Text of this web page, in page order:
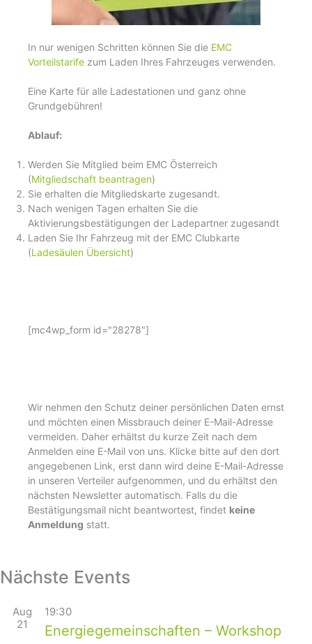
In nur wenigen Schritten können Sie die EMC
Vorteilstarife zum Laden Ihres Fahrzeuges verwenden.
Eine Karte für alle Ladestationen und ganz ohne
Grundgebühren!
Ablauf:
Werden Sie Mitglied beim EMC Österreich
(Mitgliedschaft beantragen)
Sie erhalten die Mitgliedskarte zugesandt.
Nach wenigen Tagen erhalten Sie die
Aktivierungsbestätigungen der Ladepartner zugesandt
Laden Sie Ihr Fahrzeug mit der EMC Clubkarte
(Ladesäulen Übersicht)
[mc4wp_form id="28278"]
Wir nehmen den Schutz deiner persönlichen Daten ernst
und möchten einen Missbrauch deiner E-Mail-Adresse
vermeiden. Daher erhältst du kurze Zeit nach dem
Anmelden eine E-Mail von uns. Klicke bitte auf den dort
angegebenen Link, erst dann wird deine E-Mail-Adresse
in unseren Verteiler aufgenommen, und du erhältst den
nächsten Newsletter automatisch. Falls du die
Bestätigungsmail nicht beantwortest, findet keine
Anmeldung statt.
Nächste Events
Aug
21
19:30
Energiegemeinschaften – Workshop